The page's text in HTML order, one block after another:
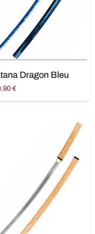
Dragon Bleu
€
au panier